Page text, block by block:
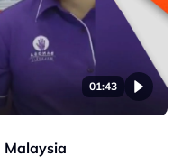
01:43
Malaysia